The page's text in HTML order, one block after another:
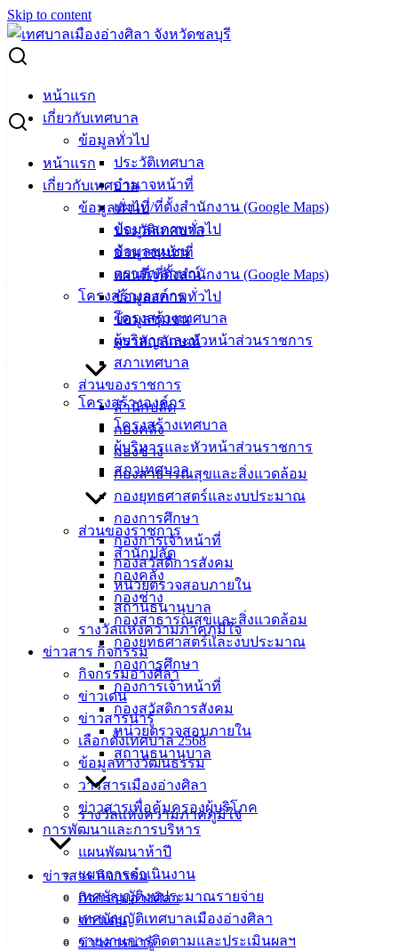
Skip to content
หน้าแรก
เกี่ยวกับเทศบาล
ข้อมูลทั่วไป
ประวัติเทศบาล
อำนาจหน้าที่
แผนที่/ที่ตั้งสำนักงาน (Google Maps)
ข้อมูลสภาพทั่วไป
ข้อมูลชุมชน
ตราสัญลักษณ์
โครงสร้างองค์กร
โครงสร้างเทศบาล
ผู้บริหารและหัวหน้าส่วนราชการ
สภาเทศบาล
ส่วนของราชการ
สำนักปลัด
กองคลัง
กองช่าง
กองสาธารณสุขและสิ่งแวดล้อม
กองยุทธศาสตร์และงบประมาณ
กองการศึกษา
กองการเจ้าหน้าที่
กองสวัสดิการสังคม
หน่วยตรวจสอบภายใน
สถานธนานุบาล
รางวัลแห่งความภาคภูมิใจ
ข่าวสาร กิจกรรม
กิจกรรมอ่างศิลา
ข่าวเด่น
ข่าวสารน่ารู้
เลือกตั้งเทศบาล 2568
ข้อมูลทางวัฒนธรรม
วารสารเมืองอ่างศิลา
ข่าวสารเพื่อคุ้มครองผู้บริโภค
การพัฒนาและการบริหาร
แผนพัฒนาห้าปี
แผนการดำเนินงาน
เทศบัญญัติงบประมาณรายจ่าย
เทศบัญญัติเทศบาลเมืองอ่างศิลา
รายงานการติดตามและประเมินผลฯ
หน้าแรก
เกี่ยวกับเทศบาล
ข้อมูลทั่วไป
ประวัติเทศบาล
อำนาจหน้าที่
แผนที่/ที่ตั้งสำนักงาน (Google Maps)
ข้อมูลสภาพทั่วไป
ข้อมูลชุมชน
ตราสัญลักษณ์
โครงสร้างองค์กร
โครงสร้างเทศบาล
ผู้บริหารและหัวหน้าส่วนราชการ
สภาเทศบาล
ส่วนของราชการ
สำนักปลัด
กองคลัง
กองช่าง
กองสาธารณสุขและสิ่งแวดล้อม
กองยุทธศาสตร์และงบประมาณ
กองการศึกษา
กองการเจ้าหน้าที่
กองสวัสดิการสังคม
หน่วยตรวจสอบภายใน
สถานธนานุบาล
รางวัลแห่งความภาคภูมิใจ
ข่าวสาร กิจกรรม
กิจกรรมอ่างศิลา
ข่าวเด่น
ข่าวสารน่ารู้
Search for:
เปิดรับสมัครอบรมกลุ่มอาชีพ ฟรี…หลักสูตร “อาหารทานเล่น”
เปิดรับสมัครอบรมกลุ่มอาชีพ ฟรี…
หลักสูตร “อาหารทานเล่น”
กรกฎาคม 13, 2022กรกฎาคม 18, 2022
ข่าวสารน่ารู้
– สมัครด้วยตนเอง ในวันและเวลาราชการ ณ ฝ่ายส่งเสริม
สวัสดิการ สำนักปลัดเทศบาล เทศบาลเมืองอ่างศิลา ตั้งแต่บัดนี้
จนถึงวันที่ 25 กรกฎาคม 2565
– สอบถามรายละเอียดเพิ่มเติมได้ที่ โทรศัพท์ 038 142 100 ต่อ